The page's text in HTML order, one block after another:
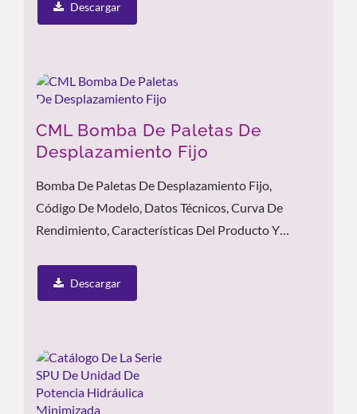
Descargar
CML Bomba De Paletas De
Desplazamiento Fijo
Bomba De Paletas De Desplazamiento Fijo,
Código De Modelo, Datos Técnicos, Curva De
Rendimiento, Características Del Producto Y
Descargar